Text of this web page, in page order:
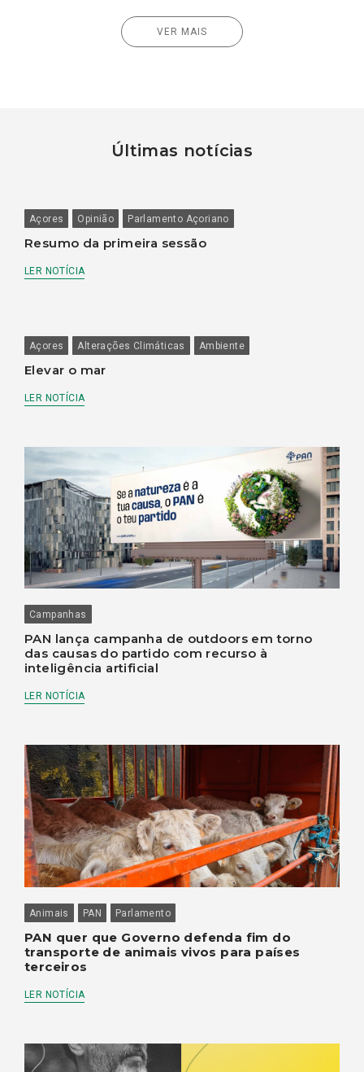
VER MAIS
Últimas notícias
Açores Opinião Parlamento Açoriano
Resumo da primeira sessão
LER NOTÍCIA
Açores Alterações Climáticas Ambiente
Elevar o mar
LER NOTÍCIA
Campanhas
PAN lança campanha de outdoors em torno
das causas do partido com recurso à
inteligência artificial
LER NOTÍCIA
Animais PAN Parlamento
PAN quer que Governo defenda fim do
transporte de animais vivos para países
terceiros
LER NOTÍCIA